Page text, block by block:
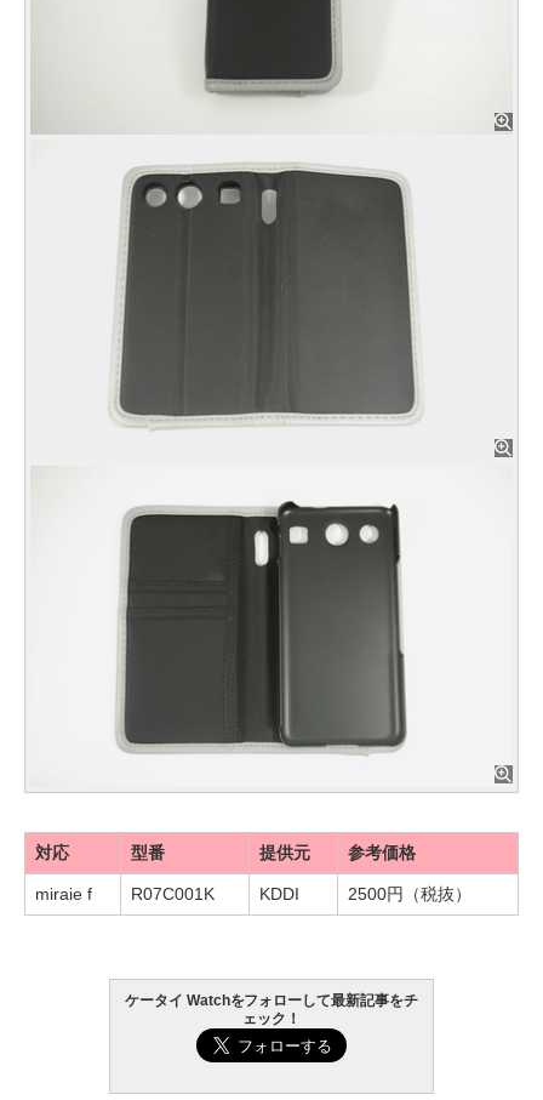
対応 型番 提供元 参考価格
miraie f R07C001K KDDI 2500円（税抜）
ケータイ Watchをフォローして最新記事をチ
ェック！